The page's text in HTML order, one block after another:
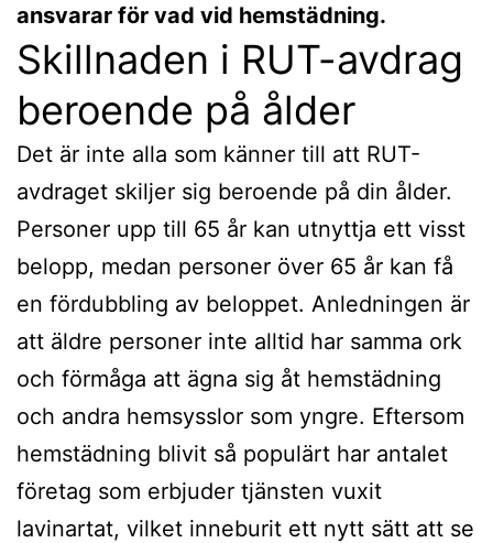
ansvarar för vad vid hemstädning.
Skillnaden i RUT-avdrag
beroende på ålder
Det är inte alla som känner till att RUT-
avdraget skiljer sig beroende på din ålder.
Personer upp till 65 år kan utnyttja ett visst
belopp, medan personer över 65 år kan få
en fördubbling av beloppet. Anledningen är
att äldre personer inte alltid har samma ork
och förmåga att ägna sig åt hemstädning
och andra hemsysslor som yngre. Eftersom
hemstädning blivit så populärt har antalet
företag som erbjuder tjänsten vuxit
lavinartat, vilket inneburit ett nytt sätt att se